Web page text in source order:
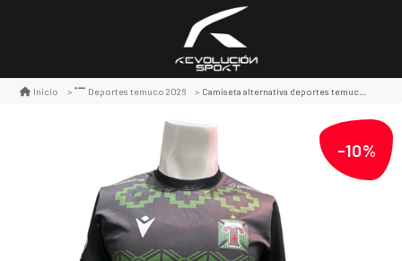
Inicio Deportes temuco 2026 Camiseta alternativa deportes temuco 2026
-10%